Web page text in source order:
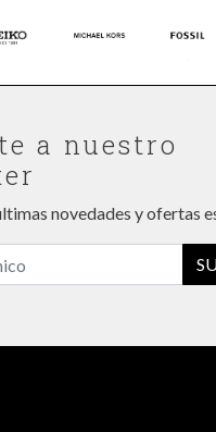
a nuestro
novedades y ofertas